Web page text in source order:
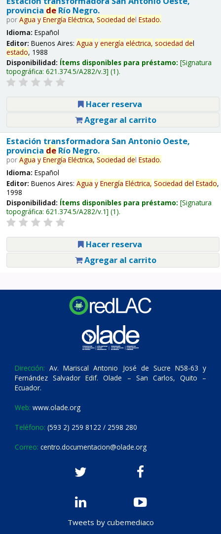
provincia deRío Negro.
por Agua y Energía Eléctrica, Sociedad del Estado.
Idioma: Español
Editor: Buenos Aires: Agua y energía eléctrica, sociedad del
estado, 1988
Disponibilidad: Ítems disponibles para préstamo: Signatura
topográfica: 621.374.5/A282/v.3 (1).
Hacer reserva
Agregar al carrito
Estación transformadora San Antonio Oeste,
provincia deRío Negro.
por Agua y Energía Eléctrica, Sociedad del Estado.
Idioma: Español
Editor: Buenos Aires: Agua y Energía Eléctrica, Sociedad del Estado,
1998
Disponibilidad: Ítems disponibles para préstamo: Signatura
topográfica: 621.374.5/A282/v.1 (1).
Hacer reserva
Agregar al carrito
Dirección: Av. Mariscal Antonio José de Sucre N58-63 y
Fernández Salvador Edif. Olade – San Carlos, Quito –
Ecuador.
Web: www.olade.org
Teléfono: (593 2) 259 8122 / 2598 280
Correo: centro.documentacion@olade.org
Tweets by cubemediaco